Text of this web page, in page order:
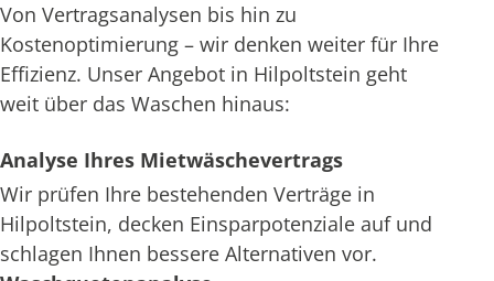
Von Vertragsanalysen bis hin zu
Kostenoptimierung – wir denken weiter für Ihre
Effizienz. Unser Angebot in Hilpoltstein geht
weit über das Waschen hinaus:
Analyse Ihres Mietwäschevertrags
Wir prüfen Ihre bestehenden Verträge in
Hilpoltstein, decken Einsparpotenziale auf und
schlagen Ihnen bessere Alternativen vor.